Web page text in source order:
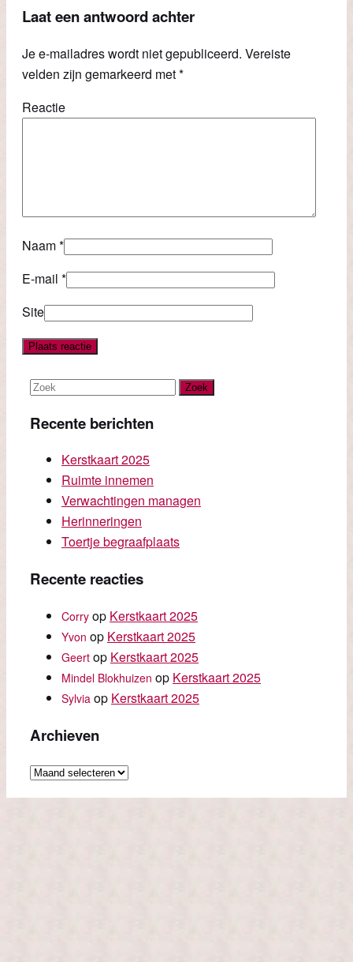
Laat een antwoord achter
Je e-mailadres wordt niet gepubliceerd. Vereiste
velden zijn gemarkeerd met*
Reactie
Naam*
E-mail *
Site
Recente berichten
Kerstkaart 2025
Ruimte innemen
Verwachtingen managen
Herinneringen
Toertje begraafplaats
Recente reacties
Corry op Kerstkaart 2025
Yvon op Kerstkaart 2025
Geert op Kerstkaart 2025
Mindel Blokhuizen op Kerstkaart 2025
Sylvia op Kerstkaart 2025
Archieven
Archieven